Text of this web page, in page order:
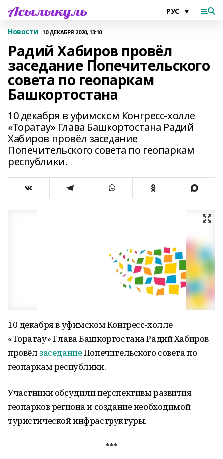
Новости 10 ДЕКАБРЯ 2020, 13:10
Радий Хабиров провёл
заседание Попечительского
совета по геопаркам
Башкортостана
10 декабря в уфимском Конгресс-холле
«Торатау» Глава Башкортостана Радий
Хабиров провёл заседание
Попечительского совета по геопаркам
республики.
10 декабря в уфимском Конгресс-холле
«Торатау» Глава Башкортостана Радий Хабиров
провёлзаседаниеПопечительского совета по
геопаркам республики.
Участники обсудили перспективы развития
геопарков региона и создание необходимой
туристической инфраструктуры.
***